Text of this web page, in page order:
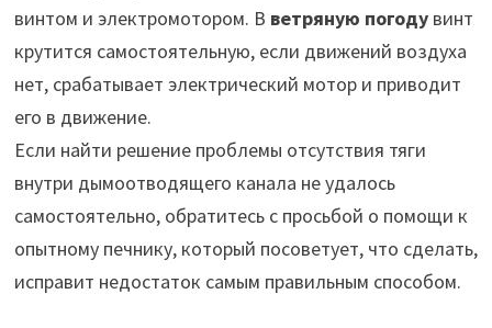
винтом и электромотором. В ветряную погодувинт
крутится самостоятельную, если движений воздуха
нет, срабатывает электрический мотор и приводит
его в движение.
Если найти решение проблемы отсутствия тяги
внутри дымоотводящего канала не удалось
самостоятельно, обратитесь с просьбой о помощи к
опытному печнику, который посоветует, что сделать,
исправит недостаток самым правильным способом.